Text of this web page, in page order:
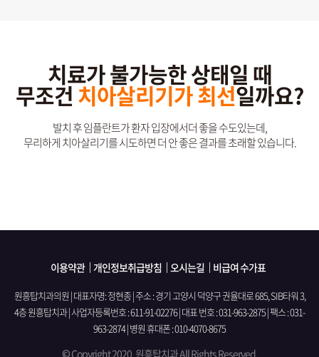
치료가 불가능한 상태일 때
무조건 치아살리기가 최선일까요?
발치 후 임플란트가 환자 입장에서더 좋을 수도있는데,
무리하게 치아살리기를 시도하면 더 안 좋은 결과를 초래할 있습니다.
이용약관 개인정보취급방침 오시는길 비급여 수가표
원흥탑치과의원 | 대표자명: 정현종 | 주소 : 경기 고양시 덕양구 권율대로 685, SIB타워 3,
4층 원흥탑치과|사업자등록번호 : 611-91-02276 | 대표 번호 : 031-963-2875 | 팩스 : 031-
963-2874 | 병원 휴대폰 : 010-4070-8675
© Copyright 2020. 원흥탑치과 All Rights Reserved.